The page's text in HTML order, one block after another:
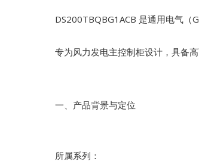
DS200TBQBG1ACB 是通用电气（
专为风力发电主控制柜设计，具备
一、产品背景与定位
所属系列：